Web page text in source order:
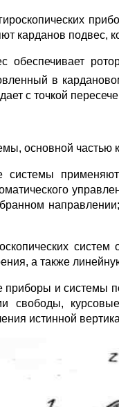
карданов подвес,
обеспечивает
в
с точкой
основной частью
системы
систем
а также
приборы и системы
свободы, курсовые
истинной